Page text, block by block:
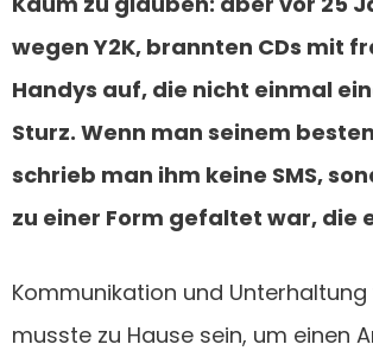
wegen Y2K, brannten CDs mit
Handys auf, die nicht einmal
Sturz. Wenn man seinem
schrieb man ihm keine SMS,
zu einer Form gefaltet war, die
Kommunikation und
musste zu Hause sein, um einen